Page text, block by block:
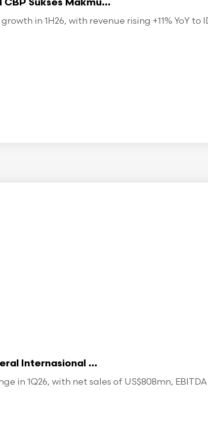
Sukses Makmu...
in 1H26, with revenue rising +11% YoY to
Internasional ...
in 1Q26, with net sales of US$808mn, EBITDA